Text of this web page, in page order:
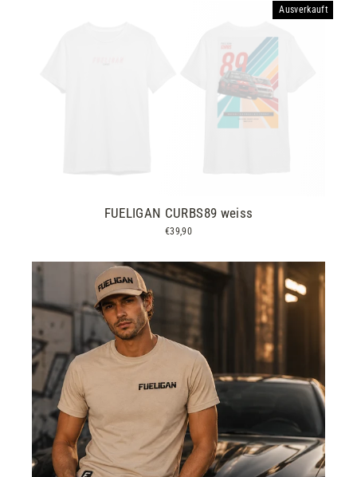
Ausverkauft
FUELIGAN CURBS89 weiss
€39,90